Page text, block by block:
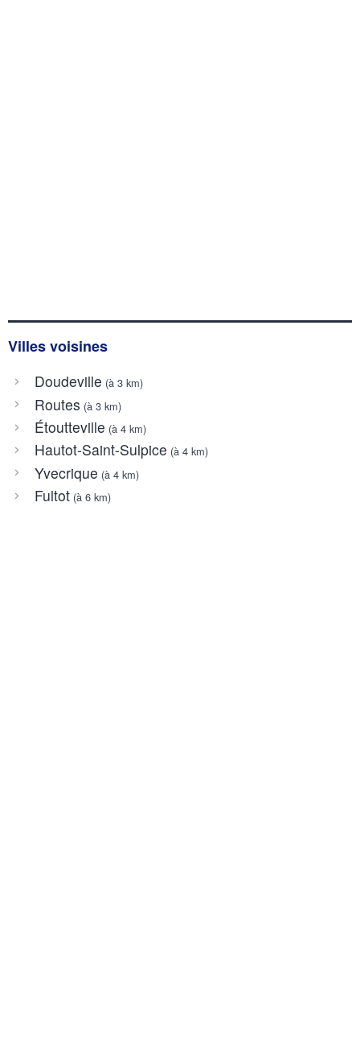
Villes voisines
Doudeville (à 3 km)
Routes (à 3 km)
Étoutteville (à 4 km)
Hautot-Saint-Sulpice (à 4 km)
Yvecrique (à 4 km)
Fultot(à 6 km)